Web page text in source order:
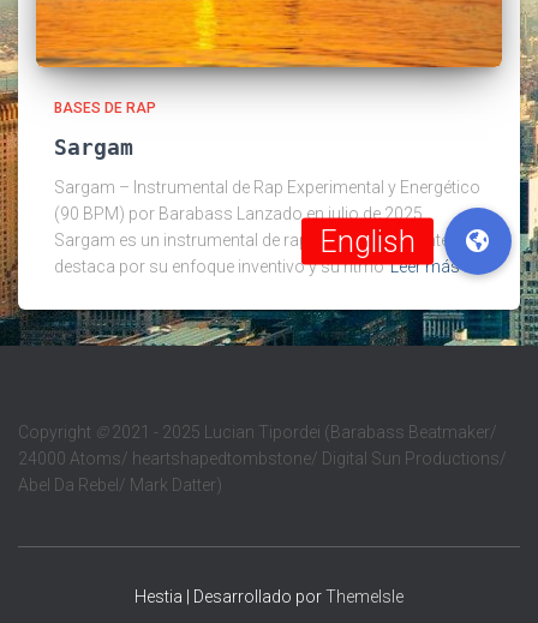
BASES DE RAP
Sargam
Sargam – Instrumental de Rap Experimental y Energético
(90 BPM) por Barabass Lanzado en julio de 2025,
Sargam es un instrumental de rap atrevido y vibrante que
destaca por su enfoque inventivo y su ritmo Leer más
Copyright ©2021 - 2025 Lucian Tipordei (Barabass Beatmaker/
24000 Atoms/ heartshapedtombstone/ Digital Sun Productions/
Abel Da Rebel/ Mark Datter)
Hestia | Desarrollado porThemeIsle